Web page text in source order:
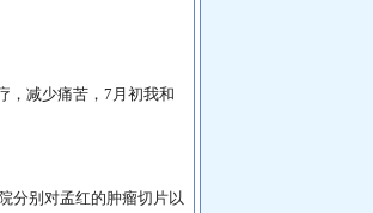
，减少痛苦，7月初我和
分别对孟红的肿瘤切片以